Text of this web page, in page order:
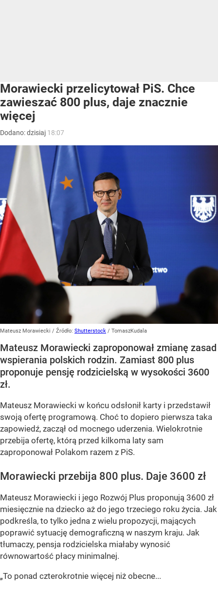
Morawiecki przelicytował PiS. Chce
zawieszać 800 plus, daje znacznie
więcej
Dodano:dzisiaj 18:07
Mateusz Morawiecki / Źródło: Shutterstock / TomaszKudala
Mateusz Morawiecki zaproponował zmianę zasad
wspierania polskich rodzin. Zamiast 800 plus
proponuje pensję rodzicielską w wysokości 3600
zł.
Mateusz Morawiecki w końcu odsłonił karty i przedstawił
swoją ofertę programową. Choć to dopiero pierwsza taka
zapowiedź, zaczął od mocnego uderzenia. Wielokrotnie
przebija ofertę, którą przed kilkoma laty sam
zaproponował Polakom razem z PiS.
Morawiecki przebija 800 plus. Daje 3600 zł
Mateusz Morawiecki i jego Rozwój Plus proponują 3600 zł
miesięcznie na dziecko aż do jego trzeciego roku życia. Jak
podkreśla, to tylko jedna z wielu propozycji, mających
poprawić sytuację demograficzną w naszym kraju. Jak
tłumaczy, pensja rodzicielska miałaby wynosić
równowartość płacy minimalnej.
„To ponad czterokrotnie więcej niż obecne...